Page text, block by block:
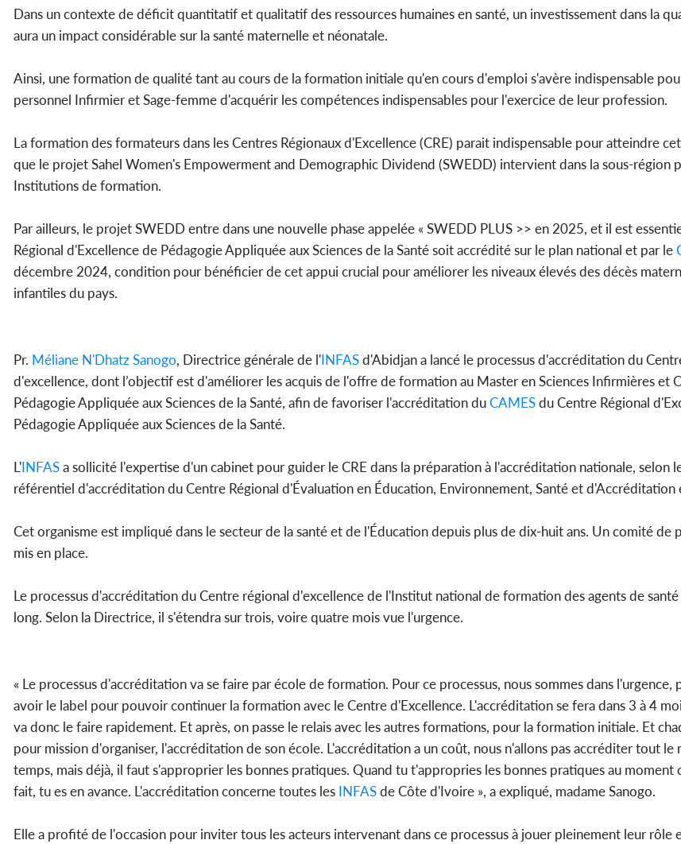
Dans un contexte de déficit quantitatif et qualitatif des ressources humaines en santé, un investissement dans la
aura un impact considérable sur la santé maternelle et néonatale.
Ainsi, une formation de qualité tant au cours de la formation initiale qu'en cours d'emploi s'avère indispensable
personnel Infirmier et Sage-femme d'acquérir les compétences indispensables pour l'exercice de leur profession.
La formation des formateurs dans les Centres Régionaux d'Excellence (CRE) parait indispensable pour atteindre
que le projet Sahel Women's Empowerment and Demographic Dividend (SWEDD) intervient dans la sous-région
Institutions de formation.
Par ailleurs, le projet SWEDD entre dans une nouvelle phase appelée « SWEDD PLUS >> en 2025, et il est
Régional d'Excellence de Pédagogie Appliquée aux Sciences de la Santé soit accrédité sur le plan national et par le
décembre 2024, condition pour bénéficier de cet appui crucial pour améliorer les niveaux élevés des décès
infantiles du pays.
Pr. Méliane N'Dhatz Sanogo, Directrice générale de l'INFASd'Abidjan a lancé le processus d'accréditation du
d'excellence, dont l’objectif est d'améliorer les acquis de l'offre de formation au Master en Sciences Infirmières et
Pédagogie Appliquée aux Sciences de la Santé, afin de favoriser l'accréditation duCAMESdu Centre Régional
Pédagogie Appliquée aux Sciences de la Santé.
L'INFASa sollicité l'expertise d'un cabinet pour guider le CRE dans la préparation à l'accréditation nationale, selon
référentiel d'accréditation du Centre Régional d'Évaluation en Éducation, Environnement, Santé et d'Accréditation
Cet organisme est impliqué dans le secteur de la santé et de l'Éducation depuis plus de dix-huit ans. Un comité de
mis en place.
Le processus d'accréditation du Centre régional d'excellence de l'Institut national de formation des agents de santé
long. Selon la Directrice, il s'étendra sur trois, voire quatre mois vue l'urgence.
« Le processus d'accréditation va se faire par école de formation. Pour ce processus, nous sommes dans l'urgence,
avoir le label pour pouvoir continuer la formation avec le Centre d'Excellence. L'accréditation se fera dans 3 à 4
va donc le faire rapidement. Et après, on passe le relais avec les autres formations, pour la formation initiale. Et
pour mission d'organiser, l'accréditation de son école. L'accréditation a un coût, nous n'allons pas accréditer tout le
temps, mais déjà, il faut s'approprier les bonnes pratiques. Quand tu t'appropries les bonnes pratiques au moment
fait, tu es en avance. L'accréditation concerne toutes les INFASde Côte d'Ivoire », a expliqué, madame Sanogo.
Elle a profité de l'occasion pour inviter tous les acteurs intervenant dans ce processus à jouer pleinement leur rôle